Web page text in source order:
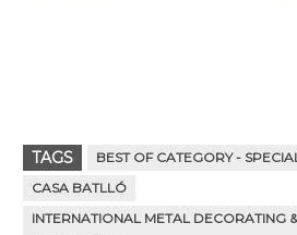
TAGS
BEST OF CATEGORY -
CASA BATLLÓ
INTERNATIONAL METAL DECORATING